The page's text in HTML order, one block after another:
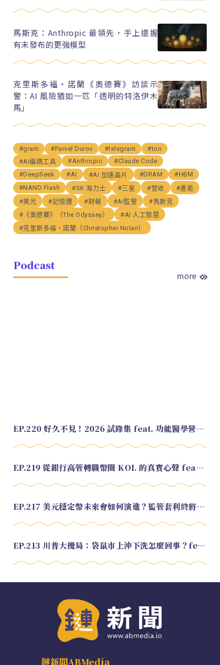
馬斯克：Anthropic 最領先，手上還握
有未發布的更強模型
克里斯多福・諾蘭《奧德賽》訪談示
警：AI 風險猶如一匹「透明的特洛伊木
馬」
#gram #Parvel Durov #telegram
#ton
#AI編碼工具
#Anthropic
#Claude Code
#DeepSeek
#AI #AI 加速晶片 #DRAM
#HBM
#NAND Flash
#SK 海力士 #三星 #營收
#產能
#美光
#記憶體 #財報 #AI監管
#馬斯克
#《奧德賽》（The Odyssey）
#AI 人工智慧
#克里斯多福・諾蘭（Christopher Nolan）
Podcast
more
EP.220 好久不見！2026 試錄集 feat. 功能醫學營養師 美寶
EP.219 從銀行高管轉職幣圈 KOL 的真實心聲 feat.龜大
EP.217 美元穩定幣未來會如何演進？監管套利終將收斂？feat. 研究員 余哲安
EP.213 川普大攪局：袋鼠市上沖下洗怎麼回事？feat. Alvin
鏈新聞ABMedia